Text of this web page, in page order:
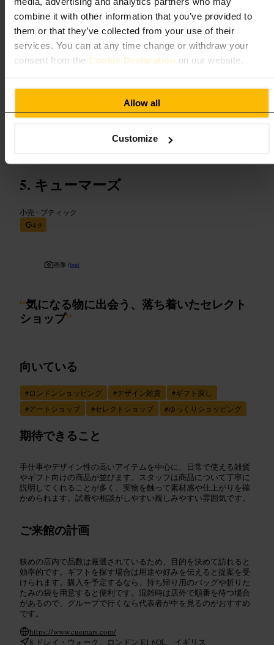
combine it with other information that you’ve provided to
them or that they’ve collected from your use of their
services. You can at any time change or withdraw your
consent from the Cookie Declaration on our website.
Allow all
Customize
は実用的なものから遊び心あるデザインまで幅があります。スタ
ッフに相談すると贈り物選びの助言がもらえます。
ご来館の計画
ださい。近くのカフェや他の買い物スポットと組み合わせると効
率よく回れます。
https://www.inspitalfields.co.uk/
13a ラム・ストリート、ロンドン E1 6EA、イギリス
キューマーズ
小売 • ブティック
4.9
画像 /brut
“気になる物に出会う、落ち着いたセレクト
ショップ”
向いている
#ロンドンショッピング #デザイン雑貨 #ギフト探し
#アートショップ #セレクトショップ #ゆっくりショッピング
期待できること
手仕事やデザイン性の高いアイテムを中心に、日常で使える雑貨
やギフト向けの商品が並びます。スタッフは商品について丁寧に
説明してくれることが多く、実物を触って素材感や仕上がりを確
かめられます。試着や相談がしやすい親しみやすい雰囲気です。
ご来館の計画
狭めの店内で品数は厳選されているため、目的を決めて訪れると
効率的です。ギフトを探す場合は用途や好みを伝えると提案を受
けられます。購入を予定するなら、持ち帰り用のバッグや折りた
たみの袋を用意すると便利です。混雑時は店外で順番を待つ場合
があるので、グループで行くなら代表者が中を見るのがおすすめ
です。
https://www.cuemars.com/
8 ドレイ・ウォーク、ロンドン E1 6QL、イギリス